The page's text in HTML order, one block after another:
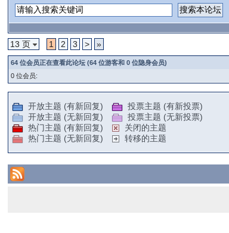
13 页 1 2 3 > »
64 位会员正在查看此论坛 (64 位游客和 0 位隐身会员)
0 位会员:
开放主题 (有新回复)
开放主题 (无新回复)
热门主题 (有新回复)
热门主题 (无新回复)
投票主题 (有新投票)
投票主题 (无新投票)
关闭的主题
转移的主题